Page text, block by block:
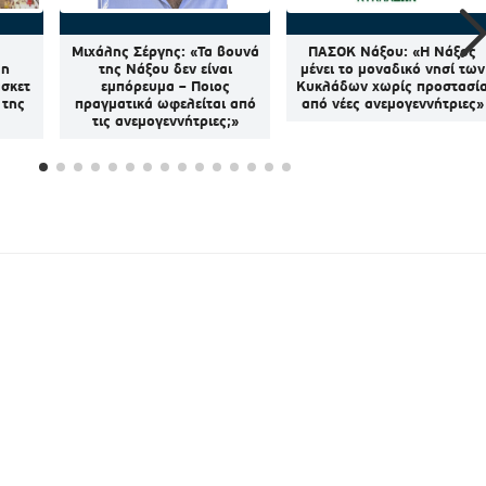
Μιχάλης Σέργης: «Τα βουνά
της Νάξου δεν είναι
εμπόρευμα – Ποιος
πραγματικά ωφελείται από
τις ανεμογεννήτριες;»
ΠΑΣΟΚ Νάξου: «Η Νάξος
μένει το μοναδικό νησί των
Κυκλάδων χωρίς
από νέες ανεμογεννήτριες»